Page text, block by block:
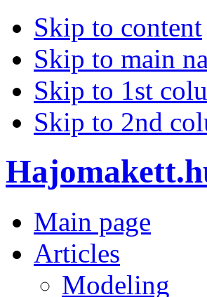
Skip to content
Skip to main
Skip to 1st
Skip to 2nd
Main page
Articles
Modeling